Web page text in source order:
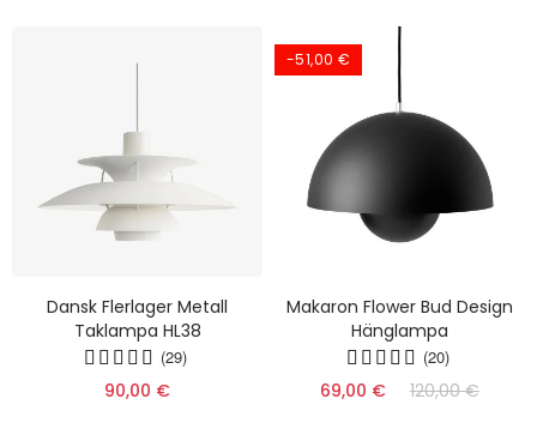
Dansk Flerlager Metall
Taklampa HL38
(29)
90,00 €
-51,00 €
Makaron Flower Bud Design
Hänglampa
(20)
69,00 € 120,00 €